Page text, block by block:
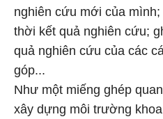
nghiên cứu mới của
thời kết quả nghiên cứu;
quả nghiên cứu của các
góp...
Như một miếng ghép
xây dựng môi trường